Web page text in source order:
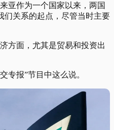
亚作为一个国家以来，两国
们关系的起点，尽管当时主要
方面，尤其是贸易和投资出
专报”节目中这么说。